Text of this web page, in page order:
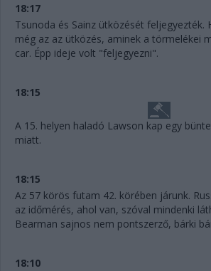
18:17
Tsunoda és Sainz ütközését feljegyezték.
még az az ütközés, aminek a törmelékei
car. Épp ideje volt "feljegyezni".
18:15
A 15. helyen haladó Lawson kap egy
miatt.
18:15
Az 57 körös futam 42. körében járunk.
az időmérés, ahol van, szóval mindenki
Bearman sajnos nem pontszerző, bárki
18:10